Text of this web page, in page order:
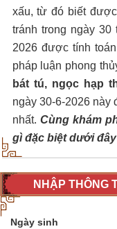
xấu, từ đó biết
tránh trong ngày
2026 được tính
pháp luận phong
bát tú, ngọc hạp
ngày 30-6-2026 này
nhất. Cùng khám
gì đặc biệt dưới
NHẬP THÔNG
Ngày sinh